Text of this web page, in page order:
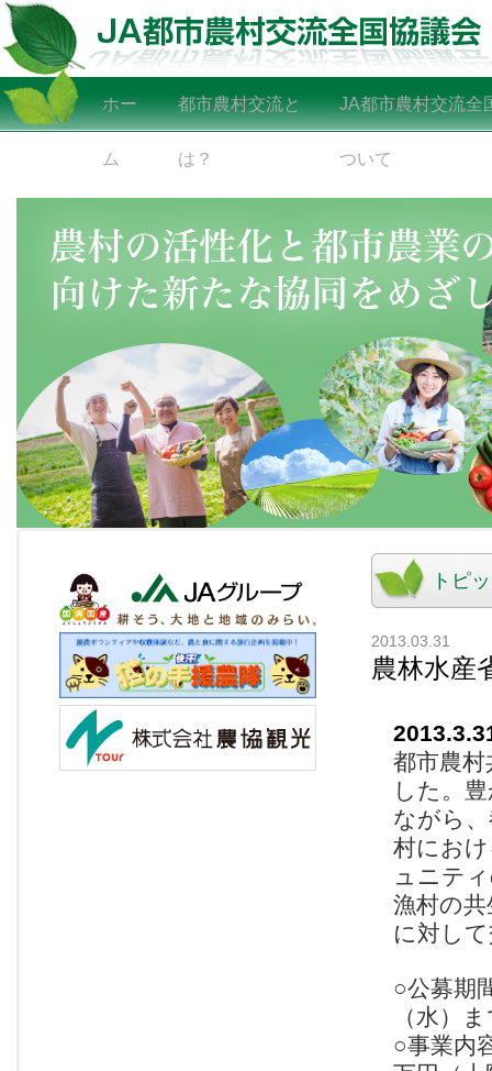
ホー
ム
都市農村交流と
は？
JA都市農村交流全
ついて
トピ
2013.03.31
農林水産
都市農
した。
ながら
村にお
ュニテ
漁村の
に対し
○公募期
（水）
○事業